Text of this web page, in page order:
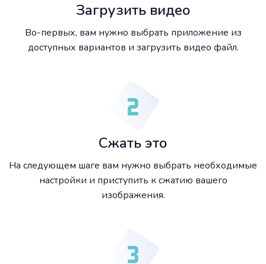
Загрузить видео
Во-первых, вам нужно выбрать приложение из
доступных вариантов и загрузить видео файл.
Сжать это
На следующем шаге вам нужно выбрать необходимые
настройки и приступить к сжатию вашего
изображения.